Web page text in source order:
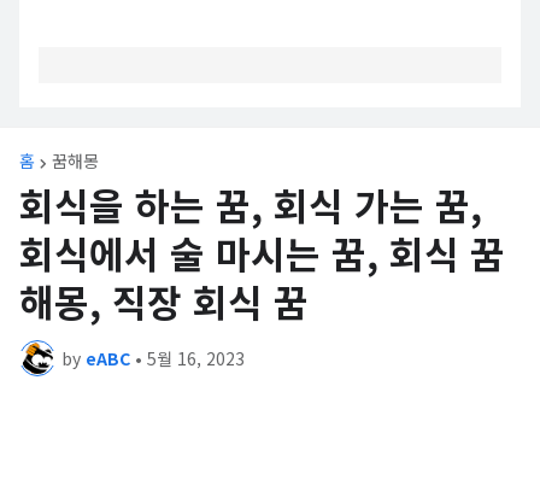
홈 꿈해몽
회식을 하는 꿈, 회식 가는 꿈,
회식에서 술 마시는 꿈, 회식 꿈
해몽, 직장 회식 꿈
by eABC • 5월 16, 2023